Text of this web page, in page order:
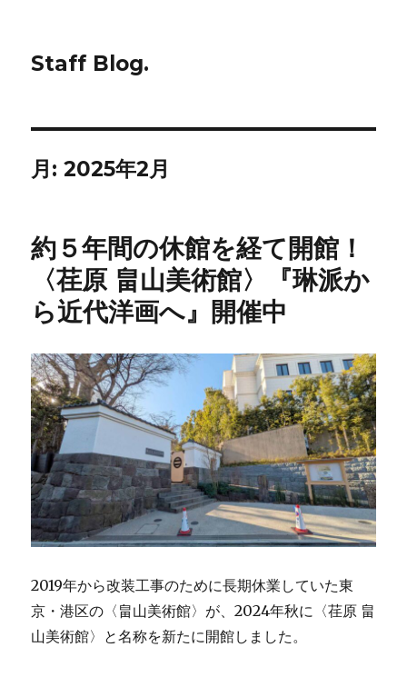
Staff Blog.
月:2025年2月
約５年間の休館を経て開館！
〈荏原 畠山美術館〉『琳派か
ら近代洋画へ』開催中
2019年から改装工事のために長期休業していた東
京・港区の〈畠山美術館〉が、2024年秋に〈荏原 畠
山美術館〉と名称を新たに開館しました。